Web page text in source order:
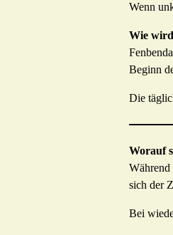
Wenn
Wie
Beginn
Die
Worauf
Während
sich der
Bei